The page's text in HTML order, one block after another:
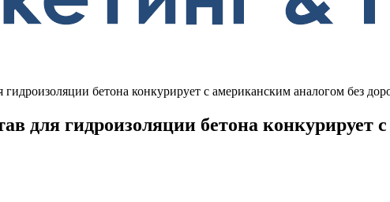
гидроизоляции бетона конкурирует с американским аналогом без
для гидроизоляции бетона